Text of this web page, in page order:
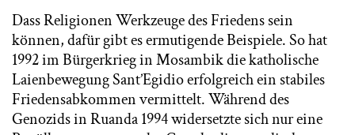
Dass Religionen Werkzeuge des Friedens sein
können, dafür gibt es ermutigende Beispiele. So hat
1992 im Bürgerkrieg in Mosambik die katholische
Laienbewegung Sant’Egidio erfolgreich ein stabiles
Friedensabkommen vermittelt. Während des
Genozids in Ruanda 1994 widersetzte sich nur eine